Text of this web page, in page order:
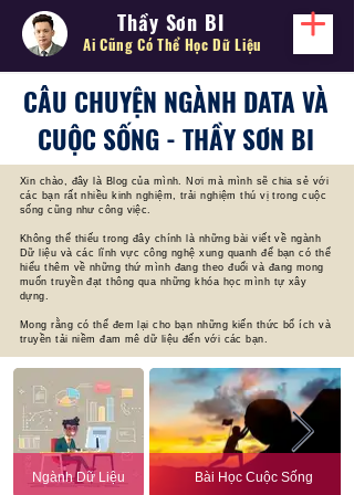
Thầy Sơn BI
Ai Cũng Có Thể Học Dữ Liệu
CÂU CHUYỆN NGÀNH DATA VÀ
CUỘC SỐNG - THẦY SƠN BI
Xin chào, đây là Blog của mình. Nơi mà mình sẽ chia sẻ với
các bạn rất nhiều kinh nghiệm, trải nghiệm thú vị trong cuộc
sống cũng như công việc.
Không thể thiếu trong đây chính là những bài viết về ngành
Dữ liệu và các lĩnh vực công nghệ xung quanh để bạn có thể
hiểu thêm về những thứ mình đang theo đuổi và đang mong
muốn truyền đạt thông qua những khóa học mình tự xây
dựng.
Mong rằng có thể đem lại cho bạn những kiến thức bổ ích và
truyền tải niềm đam mê dữ liệu đến với các bạn.
Ngành Dữ Liệu Bài Học Cuộc Sống